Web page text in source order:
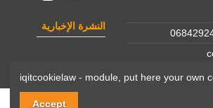
النشرة الإخبارية
iqitcookielaw - module, put here your own
Accept